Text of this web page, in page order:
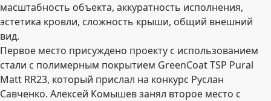
масштабность объекта, аккуратность исполнения,
эстетика кровли, сложность крыши, общий внешний
вид.
Первое место присуждено проекту с использованием
стали с полимерным покрытием GreenCoat TSP Pural
Matt RR23, который прислал на конкурс Руслан
Савченко. Алексей Комышев занял второе место с